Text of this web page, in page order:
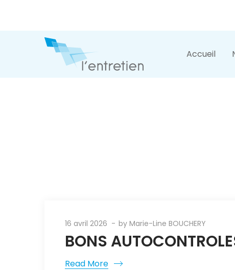
Accueil
16 avril 2026 by Marie-Line BOUCHERY
BONS
Read More